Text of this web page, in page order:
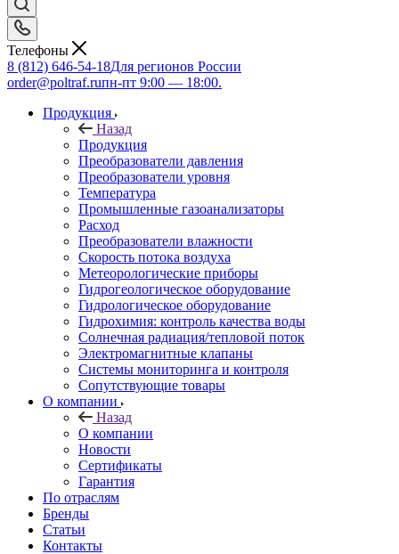
Телефоны
8 (812) 646-54-18Для регионов России
order@poltraf.ruпн-пт 9:00 — 18:00.
Продукция
Назад
Продукция
Преобразователи давления
Преобразователи уровня
Температура
Промышленные газоанализаторы
Расход
Преобразователи влажности
Скорость потока воздуха
Метеорологические приборы
Гидрогеологическое оборудование
Гидрологическое оборудование
Гидрохимия: контроль качества воды
Солнечная радиация/тепловой поток
Электромагнитные клапаны
Системы мониторинга и контроля
Сопутствующие товары
О компании
Назад
О компании
Новости
Сертификаты
Гарантия
По отраслям
Бренды
Статьи
Контакты